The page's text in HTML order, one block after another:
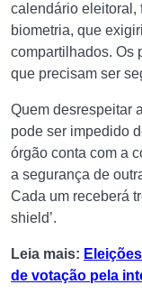
calendário eleitoral,
biometria, que
compartilhados. Os
que precisam ser
Quem desrespeitar
pode ser impedido
órgão conta com a
a segurança de
Cada um receberá
shield’.
Leia mais:
de votação pela